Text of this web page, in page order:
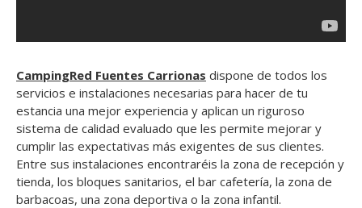
CampingRed Fuentes Carrionas dispone de todos los
servicios e instalaciones necesarias para hacer de tu
estancia una mejor experiencia y aplican un riguroso
sistema de calidad evaluado que les permite mejorar y
cumplir las expectativas más exigentes de sus clientes.
Entre sus instalaciones encontraréis la zona de recepción y
tienda, los bloques sanitarios, el bar cafetería, la zona de
barbacoas, una zona deportiva o la zona infantil.